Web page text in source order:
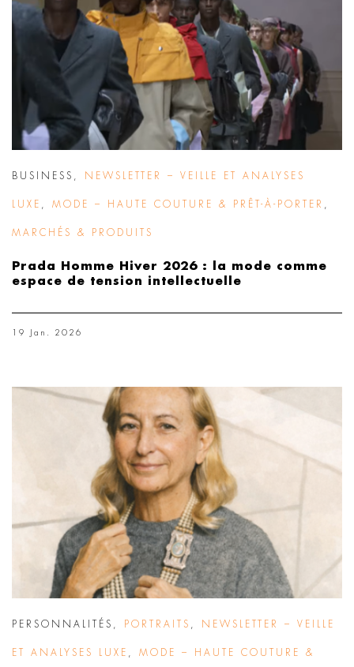
BUSINESS NEWSLETTER – VEILLE ET ANALYSES
LUXE MODE – HAUTE COUTURE & PRÊT-À-PORTER
MARCHÉS & PRODUITS
Prada Homme Hiver 2026 : la mode comme
espace de tension intellectuelle
19 Jan. 2026
PERSONNALITÉS PORTRAITS NEWSLETTER – VEILLE
ET ANALYSES LUXE MODE – HAUTE COUTURE &